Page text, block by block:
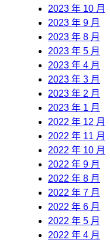
2023 年 10 月
2023 年 9 月
2023 年 8 月
2023 年 5 月
2023 年 4 月
2023 年 3 月
2023 年 2 月
2023 年 1 月
2022 年 12 月
2022 年 11 月
2022 年 10 月
2022 年 9 月
2022 年 8 月
2022 年 7 月
2022 年 6 月
2022 年 5 月
2022 年 4 月